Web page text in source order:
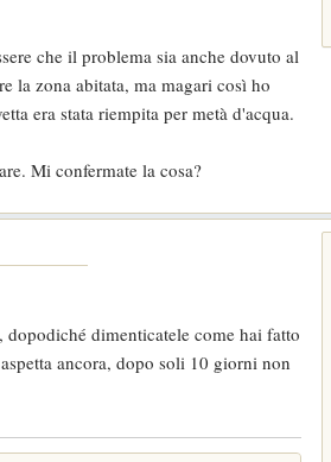
che il problema sia anche dovuto al
la zona abitata, ma magari così ho
era stata riempita per metà d'acqua.
Mi confermate la cosa?
dopodiché dimenticatele come hai fatto
ancora, dopo soli 10 giorni non